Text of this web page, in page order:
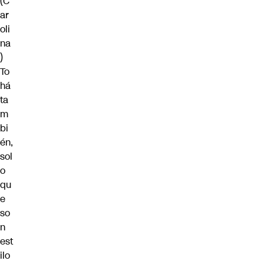
ar
oli
na
)
To
há
ta
m
bi
én,
sol
o
qu
e
so
n
est
ilo